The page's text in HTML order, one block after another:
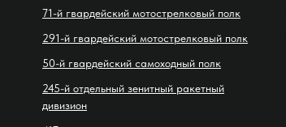
71-й гвардейский мотострелковый полк
291-й гвардейский мотострелковый полк
50-й гвардейский самоходный полк
245-й отдельный зенитный ракетный
дивизион